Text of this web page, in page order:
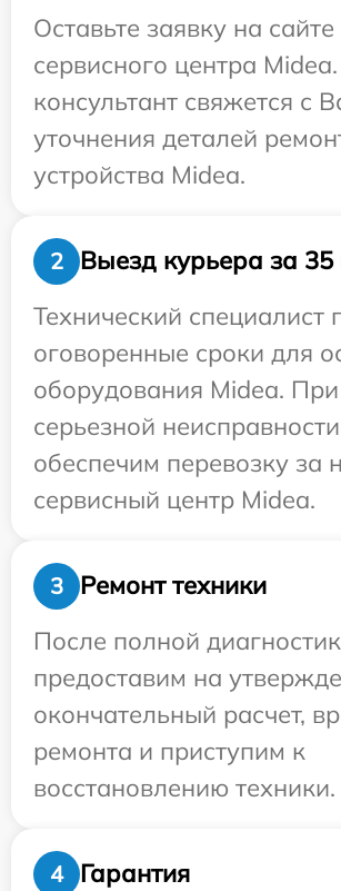
Оставьте заявку на сайте
сервисного центра
консультант свяжется с
уточнения деталей
устройства Midea.
2
Выезд курьера за 35
Технический специалист
оговоренные сроки для
оборудования Midea. При
серьезной
обеспечим перевозку за
сервисный центр Midea.
3
Ремонт техники
После полной
предоставим на
окончательный расчет,
ремонта и приступим к
восстановлению техники.
4 Гарантия